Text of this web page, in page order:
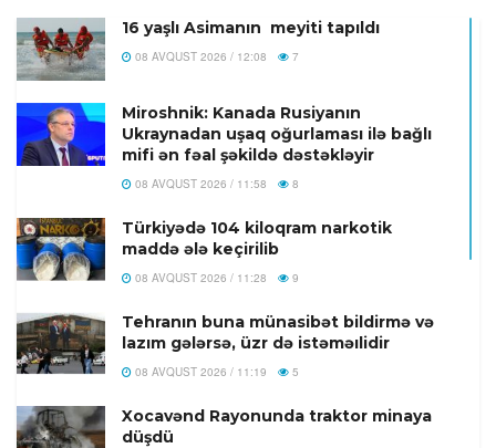
16 yaşlı Asimanın meyiti tapıldı
08 AVQUST 2026 / 12:08 7
Miroshnik: Kanada Rusiyanın
Ukraynadan uşaq oğurlaması ilə bağlı
mifi ən fəal şəkildə dəstəkləyir
08 AVQUST 2026 / 11:58 8
Türkiyədə 104 kiloqram narkotik
maddə ələ keçirilib
08 AVQUST 2026 / 11:28 9
Tehranın buna münasibət bildirmə və
lazım gələrsə, üzr də istəməılidir
08 AVQUST 2026 / 11:19 5
Xocavənd Rayonunda traktor minaya
düşdü